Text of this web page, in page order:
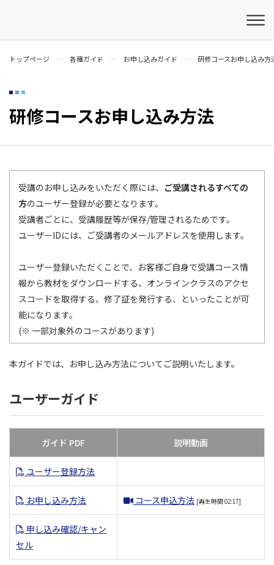
トップページ 各種ガイド お申し込みガイド 研修コースお申し込み方
研修コースお申し込み方法
受講のお申し込みをいただく際には、 ご受講されるすべての
方のユーザー登録が必要となります。
受講者ごとに、受講履歴等が保存/管理されるためです。
ユーザーIDには、ご受講者のメールアドレスを使用します。
ユーザー登録いただくことで、お客様ご自身で受講コース情
報から教材をダウンロードする、オンラインクラスのアクセ
スコードを取得する、修了証を発行する、といったことが可
能になります。
(※ 一部対象外のコースがあります)
本ガイドでは、お申し込み方法についてご説明いたします。
ユーザーガイド
ガイド PDF 説明動画
ユーザー登録方法
お申し込み方法 コース申込方法 [再生時間 02:17]
申し込み確認/キャン
セル